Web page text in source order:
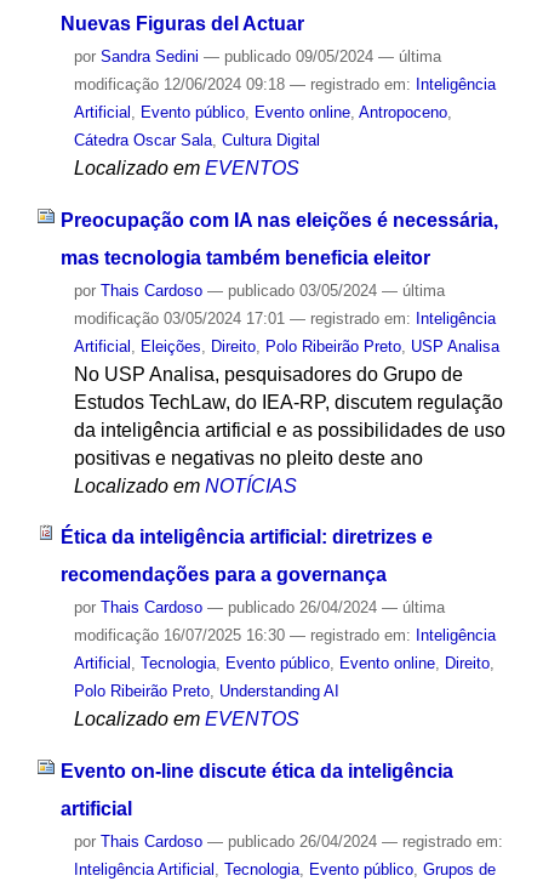
Nuevas Figuras del Actuar
por Sandra Sedini — publicado09/05/2024 — última
modificação12/06/2024 09:18 — registrado em: Inteligência
Artificial
Evento público, Evento online, Antropoceno,
Cátedra Oscar Sala, Cultura Digital
Localizado em EVENTOS
Preocupação com IA nas eleições é necessária,
mas tecnologia também beneficia eleitor
por Thais Cardoso — publicado03/05/2024 — última
modificação03/05/2024 17:01 — registrado em: Inteligência
Artificial
Eleições Direito, Polo Ribeirão Preto, USP Analisa
No USP Analisa, pesquisadores do Grupo de
Estudos TechLaw, do IEA-RP, discutem regulação
da inteligência artificial e as possibilidades de uso
positivas e negativas no pleito deste ano
Localizado em NOTÍCIAS
Ética da inteligência artificial: diretrizes e
recomendações para a governança
por Thais Cardoso — publicado26/04/2024 — última
modificação16/07/2025 16:30 — registrado em: Inteligência
Artificial , Tecnologia, Evento público, Evento online, Direito,
Polo Ribeirão Preto, Understanding AI
Localizado em EVENTOS
Evento on-line discute ética da inteligência
artificial
por Thais Cardoso — publicado26/04/2024 — registrado em:
Inteligência Artificial , Tecnologia, Evento público, Grupos de